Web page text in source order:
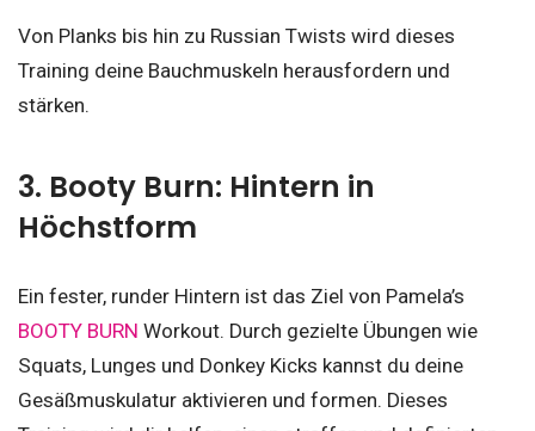
Von Planks bis hin zu Russian Twists wird dieses
Training deine Bauchmuskeln herausfordern und
stärken.
3. Booty Burn: Hintern in
Höchstform
Ein fester, runder Hintern ist das Ziel von Pamela’s
BOOTY BURN Workout. Durch gezielte Übungen wie
Squats, Lunges und Donkey Kicks kannst du deine
Gesäßmuskulatur aktivieren und formen. Dieses